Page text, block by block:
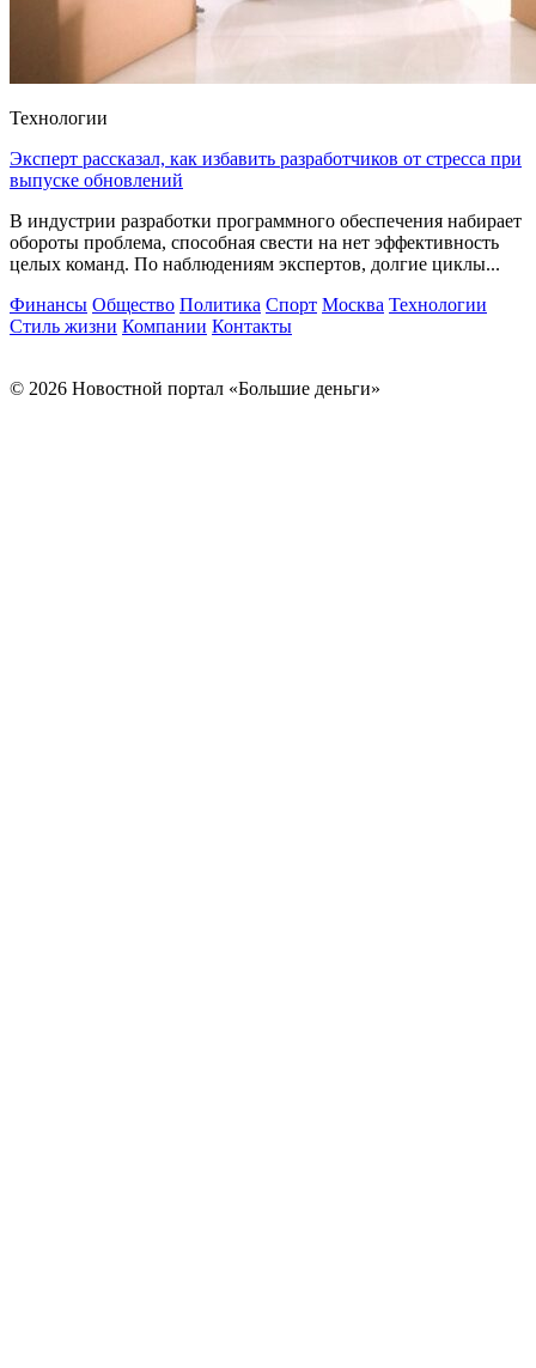
Технологии
Эксперт рассказал, как избавить разработчиков от стресса при
выпуске обновлений
В индустрии разработки программного обеспечения набирает
обороты проблема, способная свести на нет эффективность
целых команд. По наблюдениям экспертов, долгие циклы...
Финансы Общество Политика Спорт Москва Технологии
Стиль жизни Компании Контакты
© 2026 Новостной портал «Большие деньги»